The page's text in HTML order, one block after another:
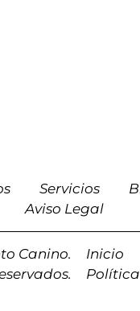
Servicios
Aviso Legal
Canino.
Inicio